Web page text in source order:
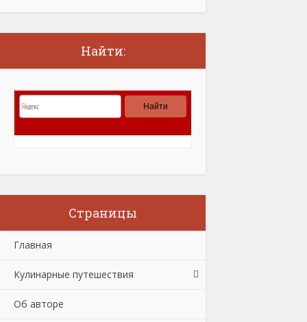
Найти:
Страницы
Главная
Кулинарные путешествия
Об авторе